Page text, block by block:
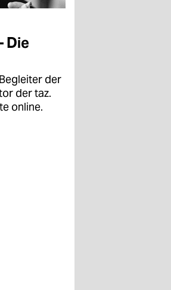
Die
der
der taz.
online.